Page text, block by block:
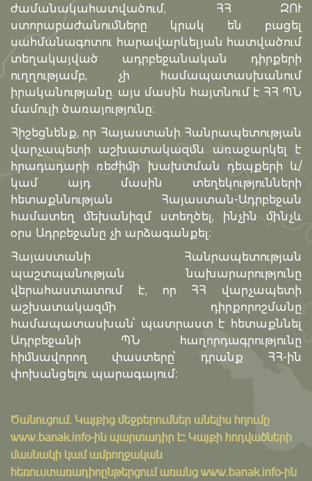
ժամանակահատվածում, ՀՀ ԶՈՒ
ստորաբաժանումները կրակ են բացել
սահմանագոտու հարավարևելյան հատվածում
տեղակայված ադրբեջանական դիրքերի
ուղղությամբ, չի համապատասխանում
իրականությանը. այս մասին հայտնում է ՀՀ ՊՆ
մամուլի ծառայությունը։
Հիշեցնենք, որ Հայաստանի Հանրապետության
վարչապետի աշխատակազմն առաջարկել է
հրադադարի ռեժիմի խախտման դեպքերի և/
կամ այդ մասին տեղեկությունների
հետաքննության Հայաստան-Ադրբեջան
համատեղ մեխանիզմ ստեղծել, ինչին մինչև
օրս Ադրբեջանը չի արձագանքել։
Հայաստանի Հանրապետության
պաշտպանության նախարարությունը
վերահաստատում է, որ ՀՀ վարչապետի
աշխատակազմի դիրքորոշմանը
համապատասխան՝ պատրաստ է հետաքննել
Ադրբեջանի ՊՆ հաղորդագրությունը
հիմնավորող փաստերը՝ դրանք ՀՀ-ին
փոխանցելու պարագայում։
Ծանուցում․ Կայքից մեջբերումներ անելիս հղումը
www.banak.info-ին պարտադիր է: Կայքի հոդվածների
մասնակի կամ ամբողջական
հեռուստառադիոընթերցում առանց www.banak.info-ին